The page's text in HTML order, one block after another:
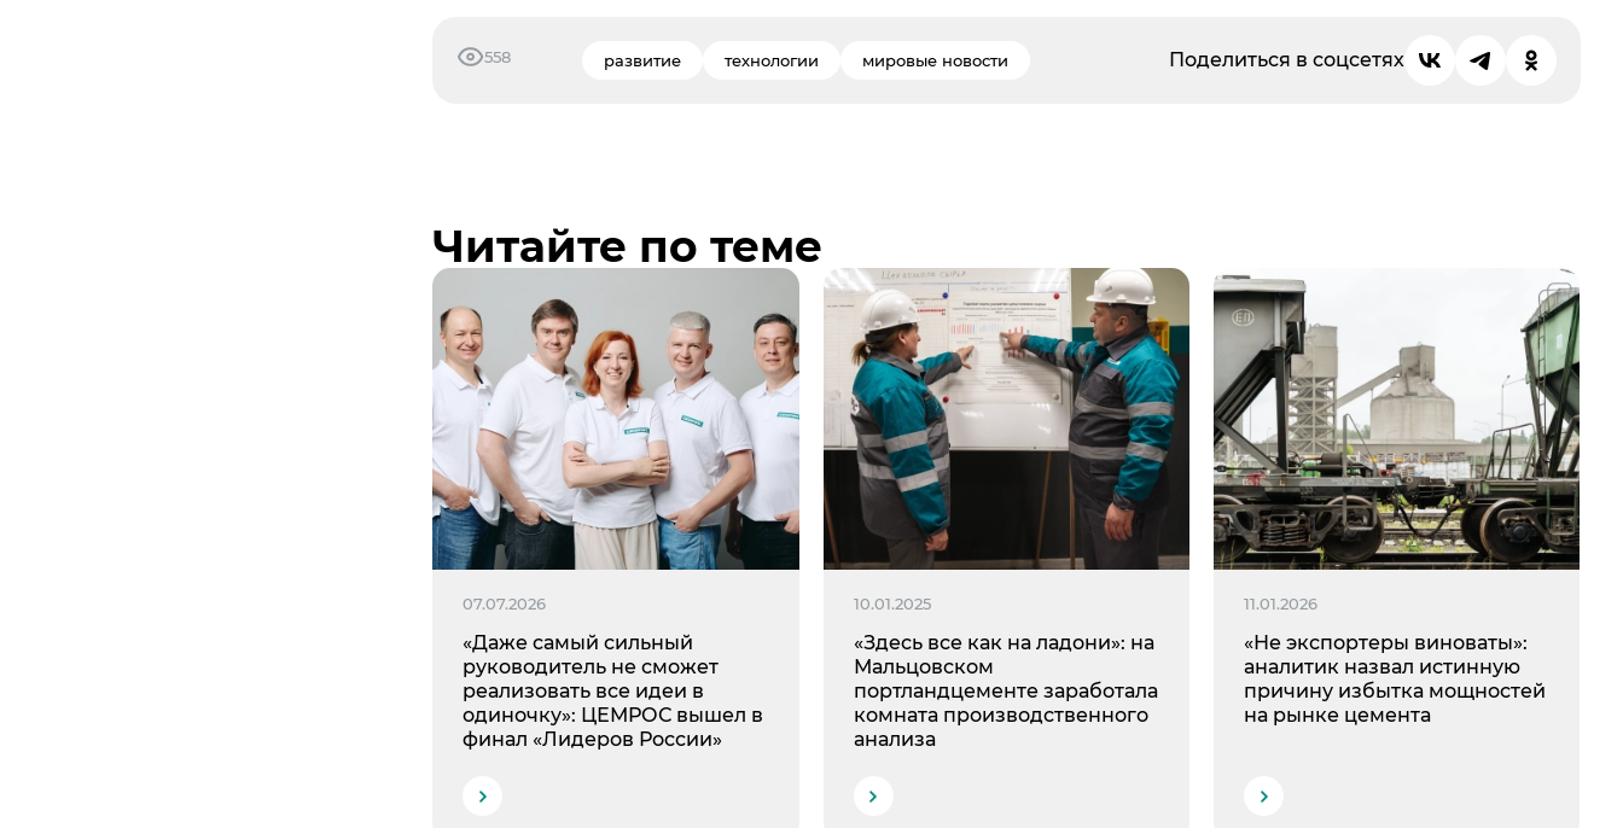
558 развитие технологии мировые новости Поделиться в соцсетях
Читайте по теме
07.07.2026
«Даже самый сильный
руководитель не сможет
реализовать все идеи в
одиночку»: ЦЕМРОС вышел в
финал «Лидеров России»
10.01.2025
«Здесь все как на ладони»: на
Мальцовском
портландцементе заработала
комната производственного
анализа
11.01.2026
«Не экспортеры виноваты»:
аналитик назвал истинную
причину избытка мощностей
на рынке цемента